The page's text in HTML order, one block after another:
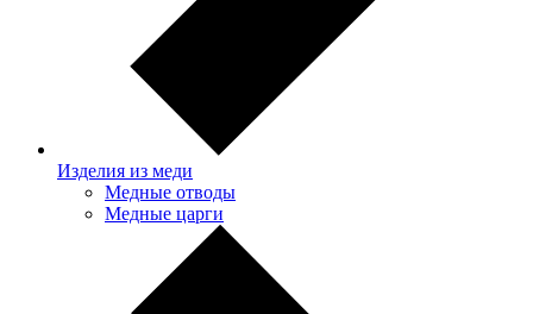
Изделия из меди
Медные отводы
Медные царги